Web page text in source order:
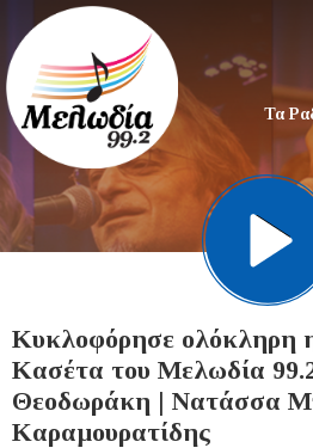
Τα
Κυκλοφόρησε ολόκληρη
Κασέτα του Μελωδία
Θεοδωράκη | Νατάσσα
Καραμουρατίδης